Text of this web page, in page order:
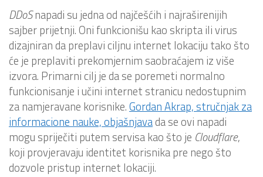
DDoSnapadi su jedna od najčešćih i najraširenijih
sajber prijetnji. Oni funkcionišu kao skripta ili virus
dizajniran da preplavi ciljnu internet lokaciju tako što
će je preplaviti prekomjernim saobraćajem iz više
izvora. Primarni cilj je da se poremeti normalno
funkcionisanje i učini internet stranicu nedostupnim
za namjeravane korisnike.Gordan Akrap, stručnjak za
informacione nauke, objašnjavada se ovi napadi
mogu spriječiti putem servisa kao što je Cloudflare,
koji provjeravaju identitet korisnika pre nego što
dozvole pristup internet lokaciji.